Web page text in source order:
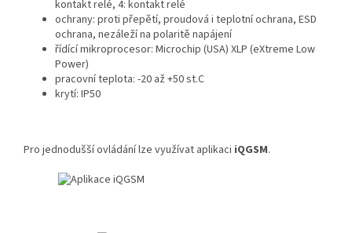
kontakt relé, 4: kontakt relé
ochrany: proti přepětí, proudová i teplotní ochrana, ESD
ochrana, nezáleží na polaritě napájení
řídící mikroprocesor: Microchip (USA) XLP (eXtreme Low
Power)
pracovní teplota: -20 až +50 st.C
krytí: IP50
Pro jednodušší ovládání lze využívat aplikaci iQGSM.